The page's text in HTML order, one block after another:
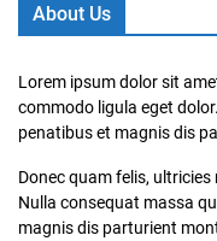
About Us
Lorem ipsum dolor sit
commodo ligula eget
penatibus et magnis dis
Donec quam felis, ultricies
Nulla consequat massa
magnis dis parturient